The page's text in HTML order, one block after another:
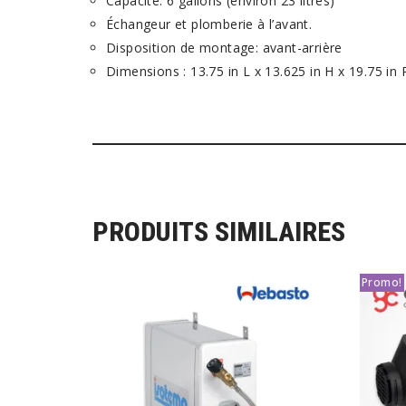
Échangeur et plomberie à l’avant.
Disposition de montage: avant-arrière
Dimensions : 13.75 in L x 13.625 in H x 19.75 in
PRODUITS SIMILAIRES
Promo!